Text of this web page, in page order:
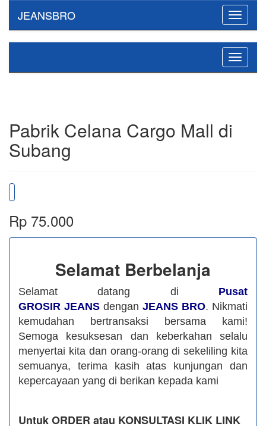
Toggle
JEANSBRO
Toggle
Pabrik Celana Cargo Mall di
Subang
Rp 75.000
Selamat Berbelanja
Selamat datang di Pusat
GROSIR JEANS dengan JEANS BRO. Nikmati
kemudahan bertransaksi bersama kami!
Semoga kesuksesan dan keberkahan selalu
menyertai kita dan orang-orang di sekeliling kita
semuanya, terima kasih atas kunjungan dan
kepercayaan yang di berikan kepada kami
Untuk ORDER atau KONSULTASI KLIK LINK